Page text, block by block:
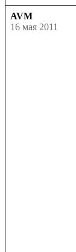
AVM
16 мая 2011